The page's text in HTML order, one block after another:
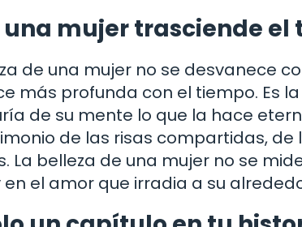
una mujer trasciende el
de una mujer no se desvanece
más profunda con el tiempo. Es
de su mente lo que la hace
de las risas compartidas,
La belleza de una mujer no se
el amor que irradia a su